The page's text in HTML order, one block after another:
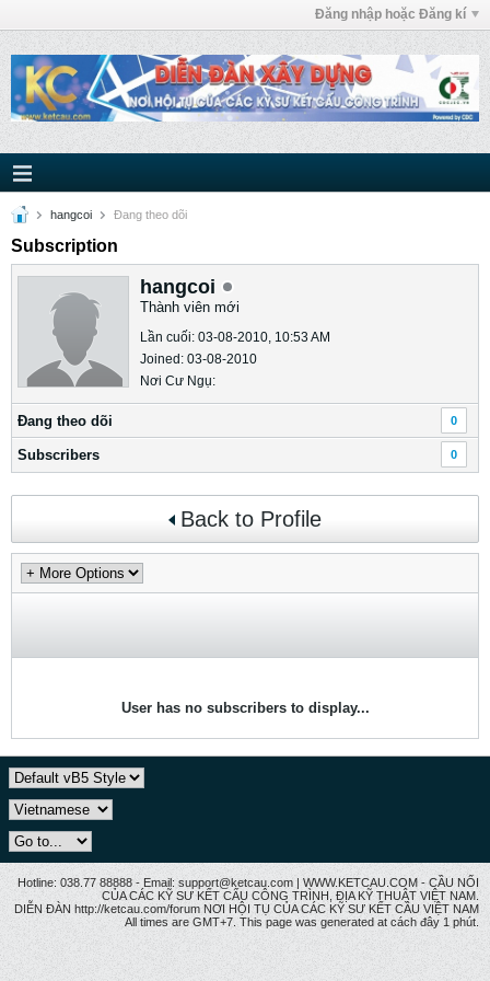
Đăng nhập hoặc Đăng kí
hangcoi Ðang theo dõi
Subscription
hangcoi
Thành viên mới
Lần cuối: 03-08-2010, 10:53 AM
Joined: 03-08-2010
Nơi Cư Ngụ:
Ðang theo dõi 0
Subscribers 0
Back to Profile
User has no subscribers to display...
Hotline: 038.77 88888 - Email: support@ketcau.com | WWW.KETCAU.COM - CẦU NỐI
CỦA CÁC KỸ SƯ KẾT CẤU CÔNG TRÌNH, ĐỊA KỸ THUẬT VIỆT NAM.
DIỄN ĐÀN http://ketcau.com/forum NƠI HỘI TỤ CỦA CÁC KỸ SƯ KẾT CÂU VIỆT NAM
All times are GMT+7. This page was generated at cách đây 1 phút.